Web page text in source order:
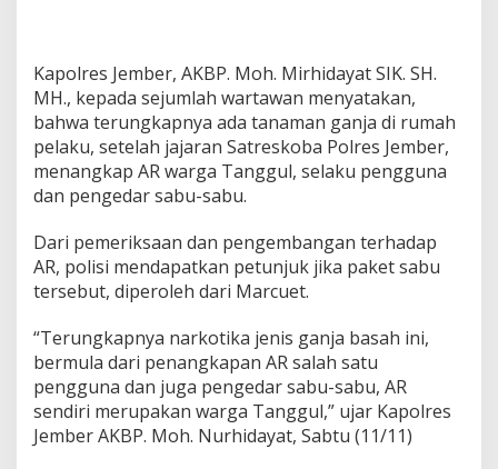
a
h
W
a
r
g
a
Kapolres Jember, AKBP. Moh. Mirhidayat SIK. SH.
MH., kepada sejumlah wartawan menyatakan,
bahwa terungkapnya ada tanaman ganja di rumah
pelaku, setelah jajaran Satreskoba Polres Jember,
menangkap AR warga Tanggul, selaku pengguna
dan pengedar sabu-sabu.
Dari pemeriksaan dan pengembangan terhadap
AR, polisi mendapatkan petunjuk jika paket sabu
tersebut, diperoleh dari Marcuet.
“Terungkapnya narkotika jenis ganja basah ini,
bermula dari penangkapan AR salah satu
pengguna dan juga pengedar sabu-sabu, AR
sendiri merupakan warga Tanggul,” ujar Kapolres
Jember AKBP. Moh. Nurhidayat, Sabtu (11/11)